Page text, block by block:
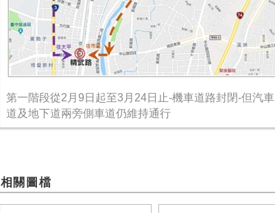
第一階段從2月9日起至3月24日止-機車道路封閉-但汽車
道及地下道兩旁側車道仍維持通行
相關圖檔